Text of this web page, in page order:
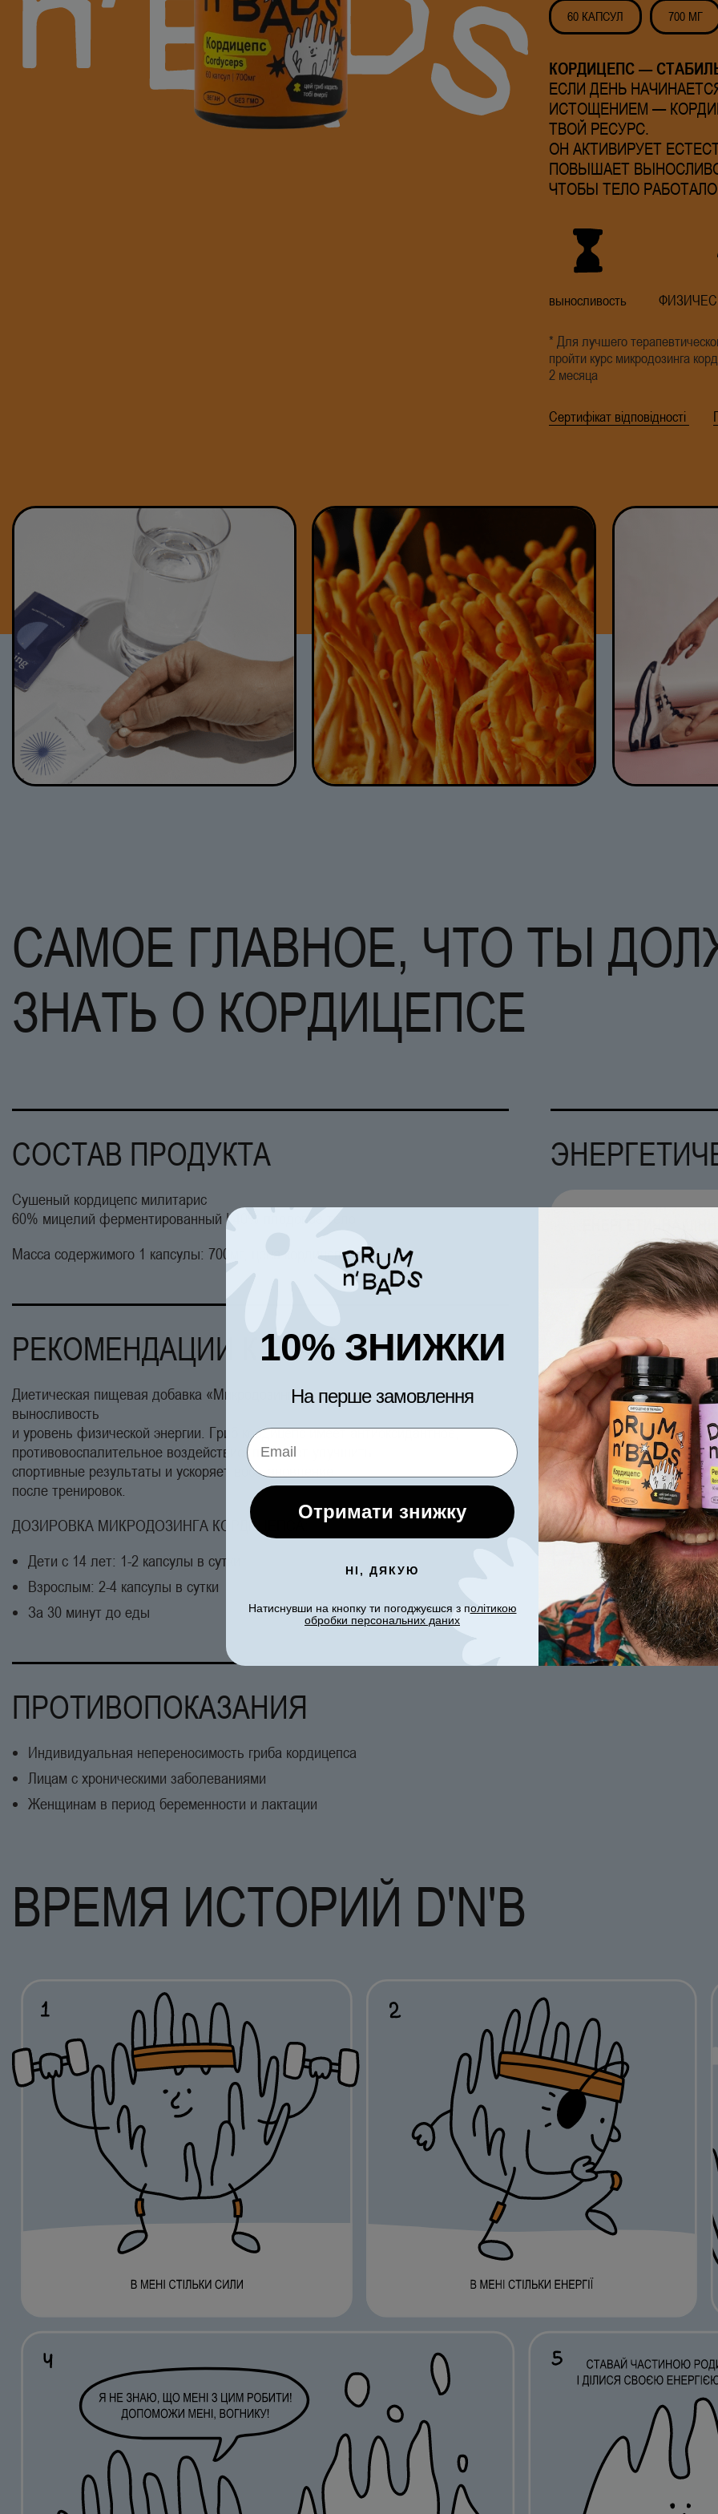
60 КАПСУЛ 700 МГ
КОРДИЦЕПС —
ЕСЛИ ДЕНЬ
ИСТОЩЕНИЕМ —
ТВОЙ РЕСУРС.
ОН АКТИВИРУЕТ
ПОВЫШАЕТ
ЧТОБЫ ТЕЛО
выносливость
* Для лучшего
пройти курс микродозинга
2 месяца
Сертифікат відповідності
САМОЕ ГЛАВНОЕ, ЧТО ТЫ
ЗНАТЬ О КОРДИЦЕПСЕ
СОСТАВ ПРОДУКТА
Сушеный кордицепс милитарис
60% мицелий ферментированный | 40% плодовое тело
Масса содержимого 1 капсулы: 700мг, цена кордицепса 650 грн.
РЕКОМЕНДАЦИИ К ПОТРЕБЛЕНИЮ
Диетическая пищевая добавка «Микродозинг кордицепса» повышает
выносливость
и уровень физической энергии. Гриб кордицепс имеет антиоксидантное,
противовоспалительное воздействие, помогает улучшить
спортивные результаты и ускоряет восстановление
после тренировок.
ДОЗИРОВКА МИКРОДОЗИНГА КОРДИЦЕПСА:
Дети с 14 лет: 1-2 капсулы в сутки
Взрослым: 2-4 капсулы в сутки
За 30 минут до еды
ПРОТИВОПОКАЗАНИЯ
Индивидуальная непереносимость гриба кордицепса
Лицам с хроническими заболеваниями
Женщинам в период беременности и лактации
НИЖЕ
БОЛЬШЕ
ВРЕМЯ ИСТОРИЙ D'N'B
10% ЗНИЖКИ
На перше замовлення
Email
Отримати знижку
НІ, ДЯКУЮ
Натиснувши на кнопку ти погоджуєшся з політикою
обробки персональних даних